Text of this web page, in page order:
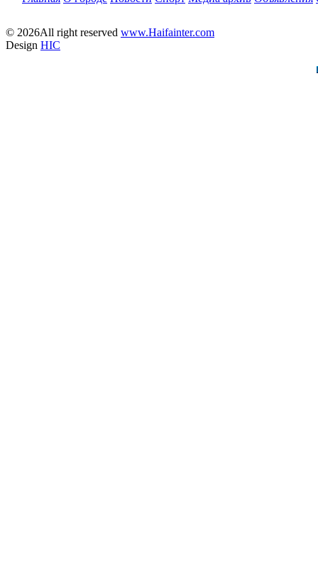
© 2026All right reserved www.Haifainter.com
Design HIC